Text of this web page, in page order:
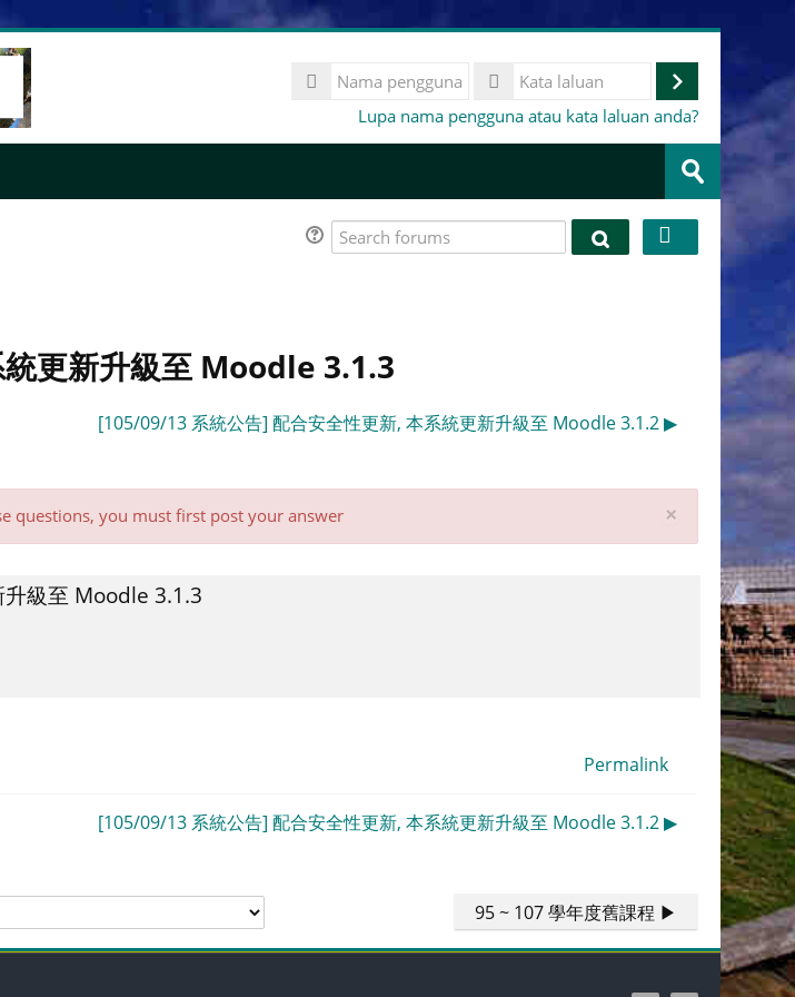
Nama
pengguna
Log
masuk
Lupa nama pengguna atau kata laluan anda?
Hantar
Search
Search
更新升級至 Moodle 3.1.3
[105/09/13 系統公告] 配合安全性更新, 本系統更新升級至 Moodle 3.1.2 ▶︎
questions, you must first post your answer ×Tutup
notifikasi
級至 Moodle 3.1.3
Permalink
[105/09/13 系統公告] 配合安全性更新, 本系統更新升級至 Moodle 3.1.2 ▶︎
95 ~ 107 學年度舊課程 ▶︎